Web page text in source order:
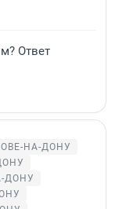
Ответ
НА-ДОНУ
ДОНУ